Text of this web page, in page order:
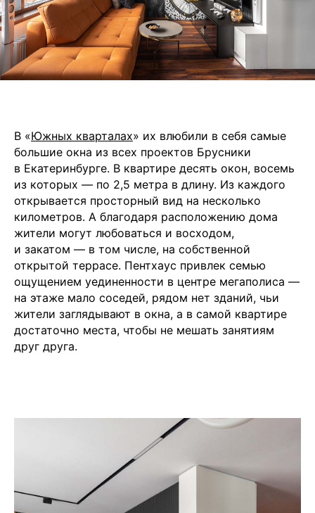
В «Южных кварталах» их влюбили в себя самые
большие окна из всех проектов Брусники
в Екатеринбурге. В квартире десять окон, восемь
из которых — по 2,5 метра в длину. Из каждого
открывается просторный вид на несколько
километров. А благодаря расположению дома
жители могут любоваться и восходом,
и закатом — в том числе, на собственной
открытой террасе. Пентхаус привлек семью
ощущением уединенности в центре мегаполиса —
на этаже мало соседей, рядом нет зданий, чьи
жители заглядывают в окна, а в самой квартире
достаточно места, чтобы не мешать занятиям
друг друга.